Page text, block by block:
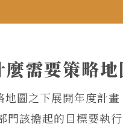
需要策略
圖之下展開年度計
該擔起的目標要執